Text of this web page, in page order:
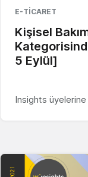
E-TICARET
Kişisel
5 Eylül]
Insights